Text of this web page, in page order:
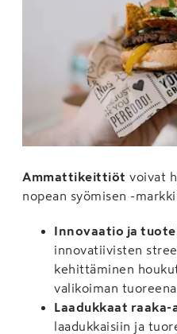
Ammattikeittiöt voivat
nopean syömisen -
Innovaatio ja
innovatiivisten
kehittäminen
valikoiman tuoreena.
Laadukkaat raaka-
laadukkaisiin ja